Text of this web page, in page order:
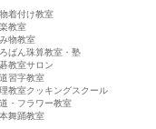
着付け教室
教室
物教室
ばん珠算教室・塾
教室サロン
習字教室
教室クッキングスクール
・フラワー教室
舞踊教室